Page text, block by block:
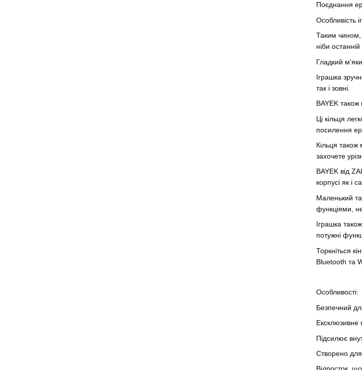
Поєднання
Особливість
Таким чином,
ніби
Гладкий
Іграшка
так і зовні.
BAYEK також
Ці кільця
посилення
Кільця
захочете
BAYEK від
корпусі як і
Маленький
функціями,
Іграшка
потужні
Торкніться
Bluetooth та
Особливості:
Безпечний
Ексклюзивне
Підсилює
Створено